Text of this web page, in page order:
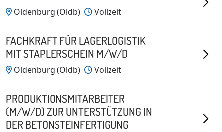
Oldenburg (Oldb) Vollzeit
FACHKRAFT FÜR LAGERLOGISTIK
MIT STAPLERSCHEIN M/W/D
Oldenburg (Oldb) Vollzeit
PRODUKTIONSMITARBEITER
(M/W/D) ZUR UNTERSTÜTZUNG IN
DER BETONSTEINFERTIGUNG